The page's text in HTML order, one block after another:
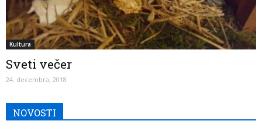
Kultura
Sveti večer
24. decembra, 2018
NOVOSTI